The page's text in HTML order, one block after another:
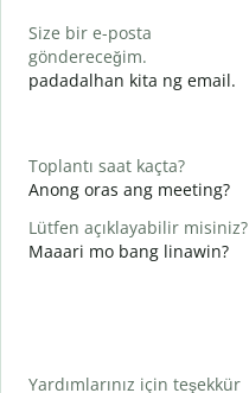
Size bir e-posta
göndereceğim.
padadalhan kita ng email.
Toplantı saat kaçta?
Anong oras ang meeting?
Lütfen açıklayabilir misiniz?
Maaari mo bang linawin?
Yardımlarınız için teşekkür